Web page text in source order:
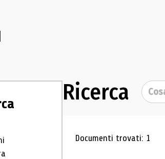
Ricerca Cerca
Risultati
Documenti trovati: 1